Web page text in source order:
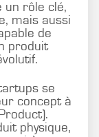
un rôle clé,
mais aussi
de
produit
se
concept à
physique,